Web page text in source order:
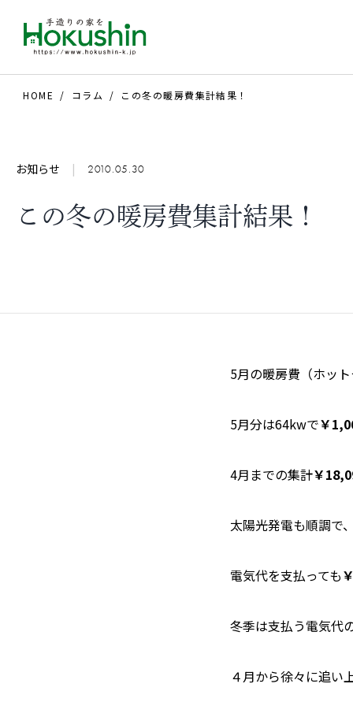
HOME コラム この冬の暖房費集計結果！
お知らせ | 2010.05.30
この冬の暖房費集計結果！
5月の暖房費（ホッ
5月分は64kwで￥
4月までの集計￥
太陽光発電も順調で
電気代を支払っても
冬季は支払う電気代
４月から徐々に追い